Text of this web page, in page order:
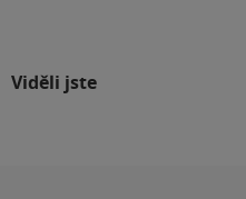
Viděli jste